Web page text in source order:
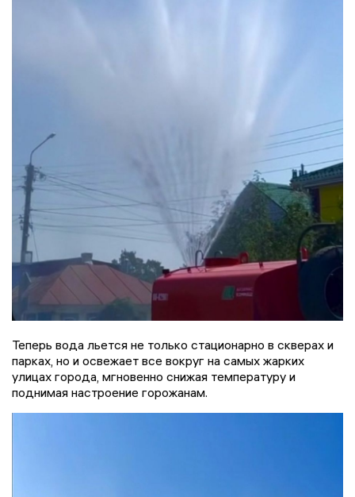
Теперь вода льется не только стационарно в скверах и
парках, но и освежает все вокруг на самых жарких
улицах города, мгновенно снижая температуру и
поднимая настроение горожанам.